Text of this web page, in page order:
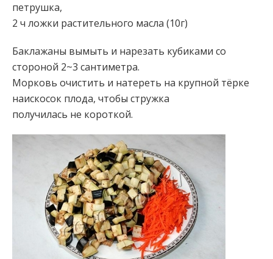
петрушка,
2 ч ложки растительного масла (10г)
Баклажаны вымыть и нарезать кубиками со
стороной 2~3 сантиметра.
Морковь очистить и натереть на крупной тёрке
наискосок плода, чтобы стружка
получилась не короткой.